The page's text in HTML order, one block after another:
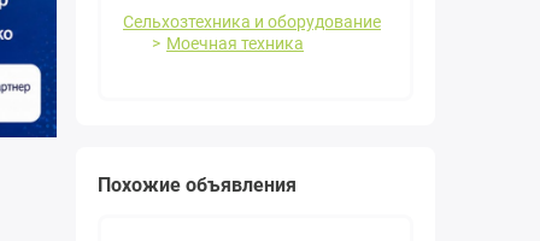
Сельхозтехника и оборудование
Моечная техника
Похожие объявления